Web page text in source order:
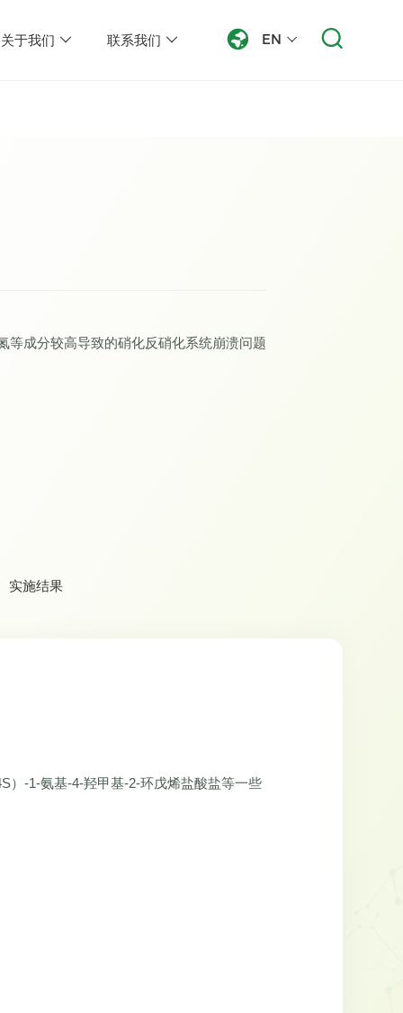
关于我们 联系我们 EN
等成分较高导致的硝化反硝化系统崩溃问题
实施结果
）-1-氨基-4-羟甲基-2-环戊烯盐酸盐等一些